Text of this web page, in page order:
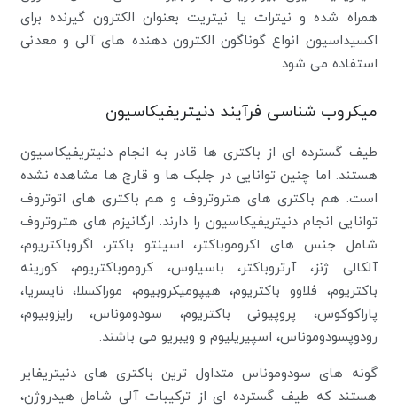
همراه شده و نیترات یا نیتریت بعنوان الکترون گیرنده برای
اکسیداسیون انواع گوناگون الکترون دهنده های آلی و معدنی
استفاده می شود.
میکروب شناسی فرآیند دنیتریفیکاسیون
طیف گسترده ای از باکتری ها قادر به انجام دنیتریفیکاسیون
هستند. اما چنین توانایی در جلبک ها و قارچ ها مشاهده نشده
است. هم باکتری های هتروتروف و هم باکتری های اتوتروف
توانایی انجام دنیتریفیکاسیون را دارند. ارگانیزم های هتروتروف
شامل جنس های اکروموباکتر، اسینتو باکتر، اگروباکتریوم،
آلکالی ژنز، آرتروباکتر، باسیلوس، کروموباکتریوم، کورینه
باکتریوم، فلاوو باکتریوم، هیپومیکروبیوم، موراکسلا، نایسریا،
پاراکوکوس، پروپیونی باکتریوم، سودوموناس، رایزوبیوم،
رودوپسودوموناس، اسپیریلیوم و ویبریو می باشند.
گونه های سودوموناس متداول ترین باکتری های دنیتریفایر
هستند که طیف گسترده ای از ترکیبات آلی شامل هیدروژن،